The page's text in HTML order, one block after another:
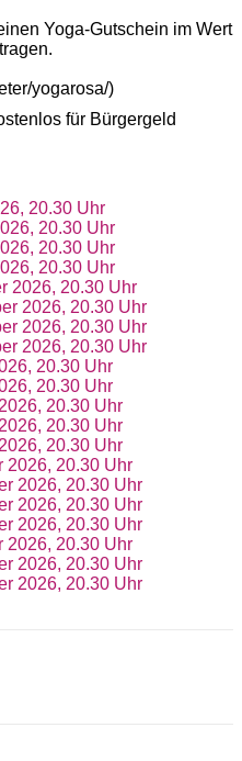
Yoga-Gutschein im Wert
yogarosa/)
für Bürgergeld
20.30 Uhr
20.30 Uhr
20.30 Uhr
20.30 Uhr
2026, 20.30 Uhr
2026, 20.30 Uhr
2026, 20.30 Uhr
2026, 20.30 Uhr
20.30 Uhr
20.30 Uhr
20.30 Uhr
20.30 Uhr
20.30 Uhr
2026, 20.30 Uhr
2026, 20.30 Uhr
2026, 20.30 Uhr
2026, 20.30 Uhr
2026, 20.30 Uhr
2026, 20.30 Uhr
2026, 20.30 Uhr